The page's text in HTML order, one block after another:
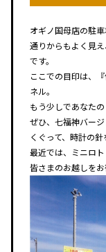
オギノ国母店の駐
通りからもよく見
です。
ここでの目印は、
ネル。
もう少しであなたの
ぜひ、七福神バー
くぐって、時計の
最近では、ミニロ
皆さまのお越しをお